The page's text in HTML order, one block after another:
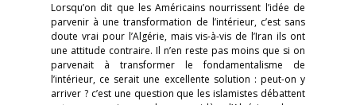
Lorsqu’on dit que les Américains nourrissent l’idée de
parvenir à une transformation de l’intérieur, c’est sans
doute vrai pour l’Algérie, mais vis-à-vis de l’Iran ils ont
une attitude contraire. Il n’en reste pas moins que si on
parvenait à transformer le fondamentalisme de
l’intérieur, ce serait une excellente solution : peut-on y
arriver ? c’est une question que les islamistes débattent